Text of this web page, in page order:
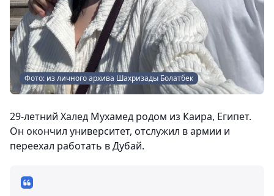
Фото: из личного архива Шахризады Болатбек
29-летний Халед Мухамед родом из Каира, Египет.
Он окончил университет, отслужил в армии и
переехал работать в Дубай.